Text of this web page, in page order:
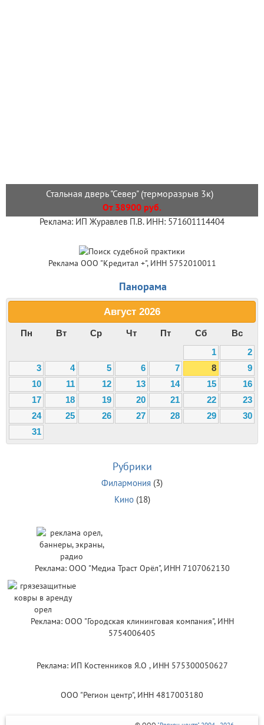
Стальная дверь "Север" (терморазрыв 3к)
От 38900 руб.
Реклама: ИП Журавлев П.В. ИНН: 571601114404
Реклама ООО "Кредитал +", ИНН 5752010011
Панорама
Август 2026
Пн Вт Ср Чт Пт Сб
Вс
1
2
3
4 5 6 7 8
9
10
11 12 13 14 15
16
17
18 19 20 21 22
23
24
25 26 27 28 29
30
31
Рубрики
Филармония (3)
Кино(18)
Реклама: ООО "Медиа Траст Орёл", ИНН 7107062130
Реклама: ООО "Городская клининговая компания", ИНН
5754006405
Реклама: ИП Костенников Я.О , ИНН 575300050627
ООО "Регион центр", ИНН 4817003180